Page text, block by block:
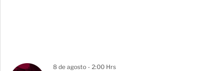
8 de agosto - 2:00 Hrs